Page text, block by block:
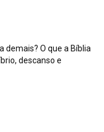
demais? O que a Bíblia
descanso e